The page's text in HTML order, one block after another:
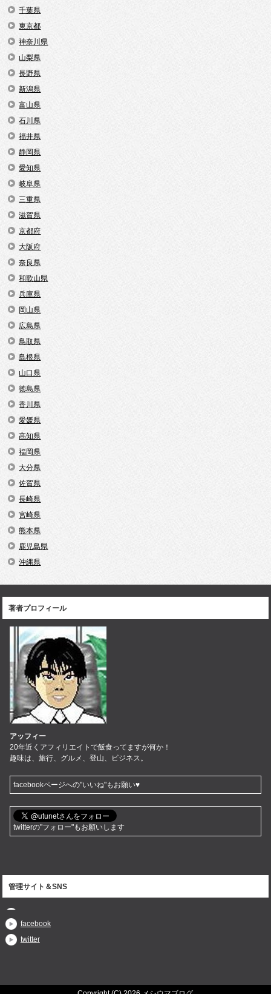
千葉県
東京都
神奈川県
山梨県
長野県
新潟県
富山県
石川県
福井県
静岡県
愛知県
岐阜県
三重県
滋賀県
京都府
大阪府
奈良県
和歌山県
兵庫県
岡山県
広島県
鳥取県
島根県
山口県
徳島県
香川県
愛媛県
高知県
福岡県
大分県
佐賀県
長崎県
宮崎県
熊本県
鹿児島県
沖縄県
著者プロフィール
アッフィー
20年近くアフィリエイトで飯食ってますが何か！
趣味は、旅行、グルメ、登山、ビジネス。
facebookページへの"いいね"もお願い♥
twitterの"フォロー"もお願いします
管理サイト＆SNS
facebook
twitter